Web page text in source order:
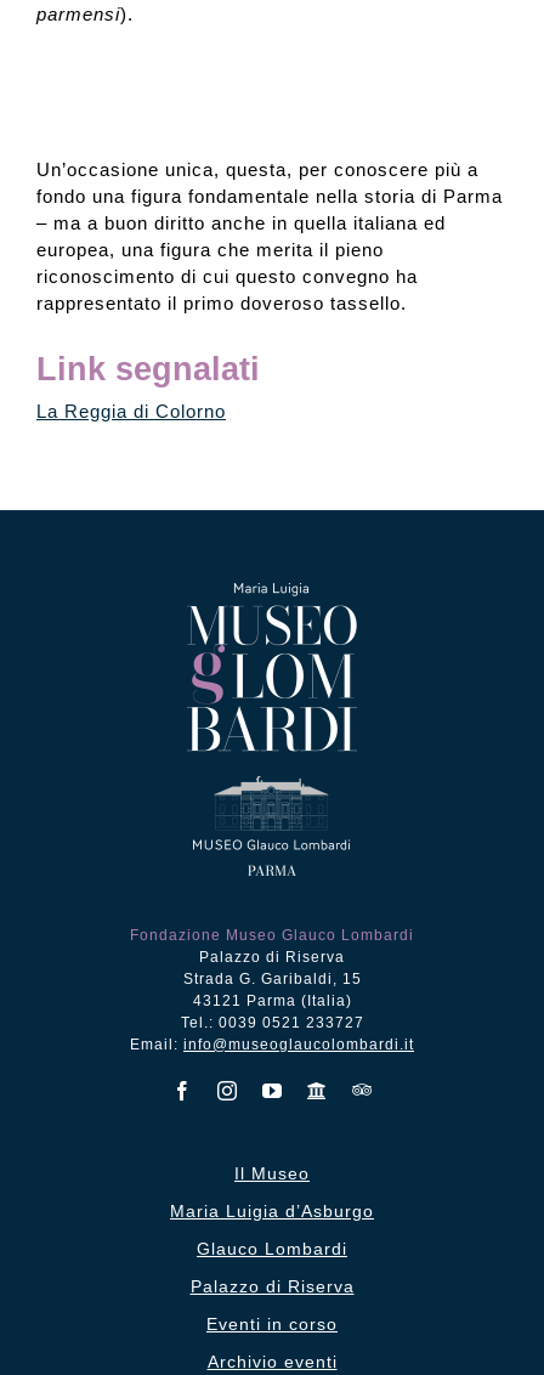
parmensi).
Un’occasione unica, questa, per conoscere più a
fondo una figura fondamentale nella storia di Parma
– ma a buon diritto anche in quella italiana ed
europea, una figura che merita il pieno
riconoscimento di cui questo convegno ha
rappresentato il primo doveroso tassello.
Link segnalati
La Reggia di Colorno
Fondazione Museo Glauco Lombardi
Palazzo di Riserva
Strada G. Garibaldi, 15
43121 Parma (Italia)
Tel.: 0039 0521 233727
Email: info@museoglaucolombardi.it
Il Museo
Maria Luigia d’Asburgo
Glauco Lombardi
Palazzo di Riserva
Eventi in corso
Archivio eventi